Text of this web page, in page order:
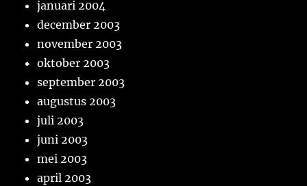
januari 2004
december 2003
november 2003
oktober 2003
september 2003
augustus 2003
juli 2003
juni 2003
mei 2003
april 2003